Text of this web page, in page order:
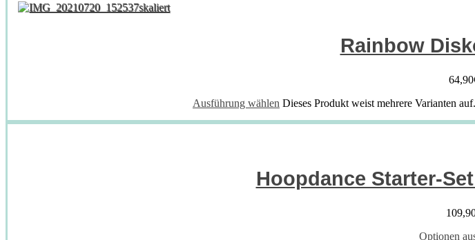
Rainbow
64,90
Ausführung wählen Dieses Produkt weist mehrere Varianten
Hoopdance Starter-
Optionen